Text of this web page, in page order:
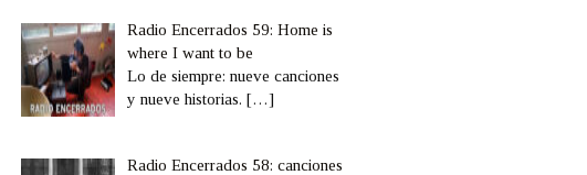
Radio Encerrados 59: Home is
where I want to be
Lo de siempre: nueve canciones
y nueve historias.[…]
Radio Encerrados 58: canciones